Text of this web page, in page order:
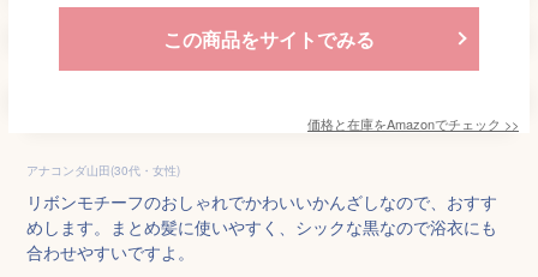
この商品をサイトでみる
価格と在庫をAmazonでチェック >>
アナコンダ山田(30代・女性)
リボンモチーフのおしゃれでかわいいかんざしなので、おすす
めします。まとめ髪に使いやすく、シックな黒なので浴衣にも
合わせやすいですよ。